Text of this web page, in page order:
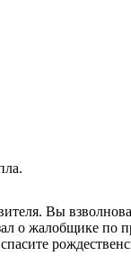
Вы
о жалобщике по